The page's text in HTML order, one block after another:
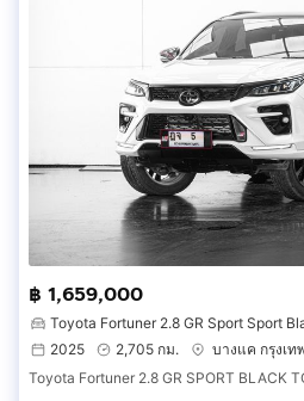
฿ 1,659,000
Toyota Fortuner 2.8 GR Sport Sport
2025
2,705 กม.
บางแค กรุงเ